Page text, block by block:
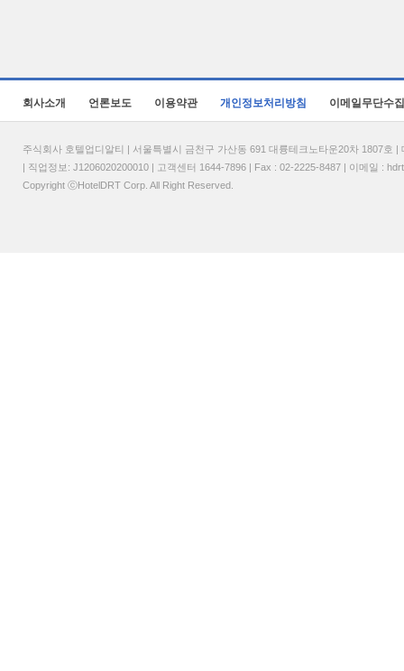
회사소개 언론보도 이용약관 개인정보처리방침 이메일무단수
주식회사 호텔업디알티 | 서울특별시 금천구 가산동 691 대륭테크노타운20차 1807
| 직업정보: J1206020200010 | 고객센터 1644-7896 | Fax : 02-2225-8487 | 이메일 :
Copyright ⓒHotelDRT Corp. All Right Reserved.